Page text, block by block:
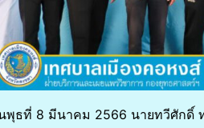
พุธที่ 8 มีนาคม 2566 นายทวีศักดิ์